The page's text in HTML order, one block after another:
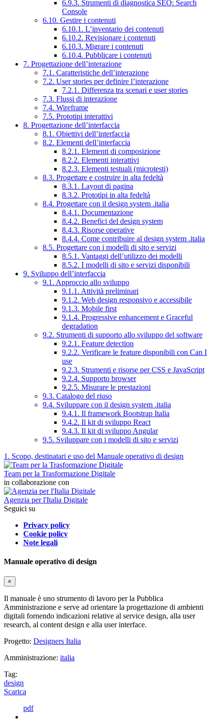
6.9.3. Strumenti di diagnostica SEO: Search
Console
6.10. Gestire i contenuti
6.10.1. L’inventario dei contenuti
6.10.2. Revisionare i contenuti
6.10.3. Migrare i contenuti
6.10.4. Pubblicare i contenuti
7. Progettazione dell’interazione
7.1. Caratteristiche dell’interazione
7.2. User stories per definire l’interazione
7.2.1. Differenza tra scenari e user stories
7.3. Flussi di interazione
7.4. Wireframe
7.5. Prototipi interattivi
8. Progettazione dell’interfaccia
8.1. Obiettivi dell’interfaccia
8.2. Elementi dell’interfaccia
8.2.1. Elementi di composizione
8.2.2. Elementi interattivi
8.2.3. Elementi testuali (microtesti)
8.3. Progettare e costruire in alta fedeltà
8.3.1. Layout di pagina
8.3.2. Prototipi in alta fedeltà
8.4. Progettare con il design system .italia
8.4.1. Documentazione
8.4.2. Benefici del design system
8.4.3. Risorse operative
8.4.4. Come contribuire al design system .italia
8.5. Progettare con i modelli di sito e servizi
8.5.1. Vantaggi dell’utilizzo dei modelli
8.5.2. I modelli di sito e servizi disponibili
9. Sviluppo dell’interfaccia
9.1. Approccio allo sviluppo
9.1.1. Attività preliminari
9.1.2. Web design responsivo e accessibile
9.1.3. Mobile first
9.1.4. Progressive enhancement e Graceful
degradation
9.2. Strumenti di supporto allo sviluppo del software
9.2.1. Feature detection
9.2.2. Verificare le feature disponibili con Can I
use
9.2.3. Strumenti e risorse per CSS e JavaScript
9.2.4. Supporto browser
9.2.5. Misurare le prestazioni
9.3. Catalogo del riuso
9.4. Sviluppare con il design system .italia
9.4.1. Il framework Bootstrap Italia
9.4.2. Il kit di sviluppo React
9.4.3. Il kit di sviluppo Angular
9.5. Sviluppare con i modelli di sito e servizi
1. Scopo, destinatari e uso del Manuale operativo di design
Team per la Trasformazione Digitale
in collaborazione con
Agenzia per l'Italia Digitale
Seguici su
Privacy policy
Cookie policy
Note legali
Manuale operativo di design
×
Il manuale è uno strumento di lavoro per la Pubblica
Amministrazione e serve ad orientare la progettazione di ambienti
digitali fornendo indicazioni relative al service design, alla user
research, al content design e alla user interface.
Progetto: Designers Italia
Amministrazione: italia
Tag:
design
Scarica
pdf